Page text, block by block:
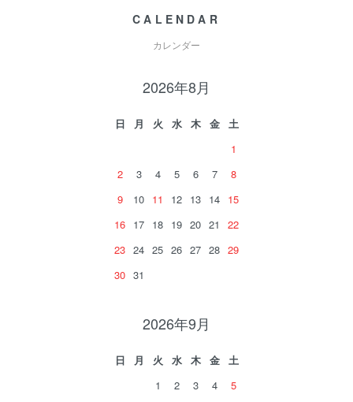
CALENDAR
カレンダー
2026年8月
日 月 火 水 木 金
土
1
2
3 4 5 6 7
8
9
10 11 12 13 14 15
16 17 18 19 20 21
22
23 24 25 26 27 28 29
30 31
2026年9月
日 月 火 水 木 金
土
1
2 3 4
5